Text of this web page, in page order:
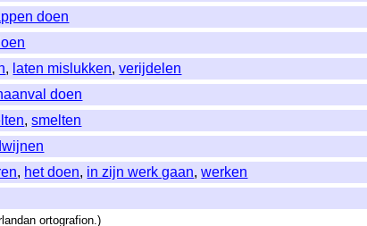
doen
, laten mislukken,verijdelen
doen
,smelten
, het doen, in zijn werk gaan,werken
ortografion.)